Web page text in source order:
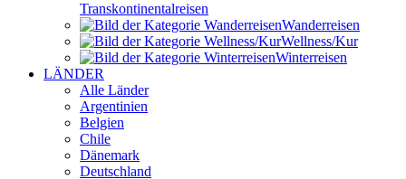
Transkontinental­reisen
Wander­reisen
Wellness/Kur
Winter­reisen
LÄNDER
Alle Länder
Argentinien
Belgien
Chile
Dänemark
Deutschland